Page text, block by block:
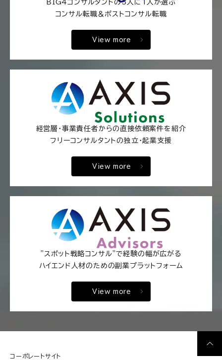
BIG4コンサルタントの3人に1人が選ぶ
コンサル転職＆ポストコンサル転職
View more
経営層・事業責任者からの直接依頼案件を紹介
フリーコンサルタントの独立・起業支援
View more
"スポット戦略コンサル"で経験の幅が広がる
ハイエンド人材のための副業プラットフォーム
View more
コーポレートサイト